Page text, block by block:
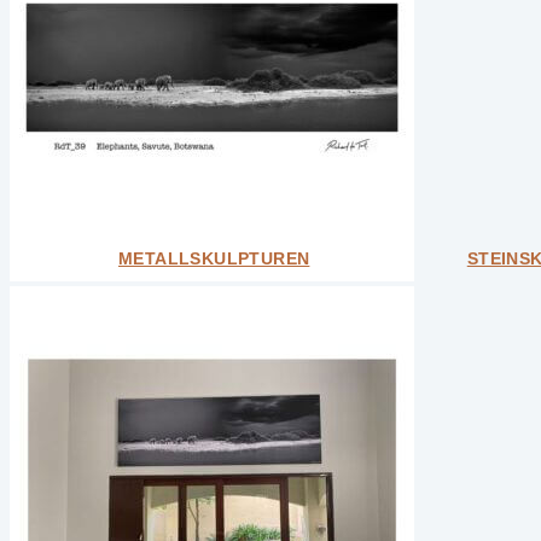
Unikate
Design & Interior-Objekte
Weitere Kategorien
Geschenkkarten
METALLSKULPTUREN